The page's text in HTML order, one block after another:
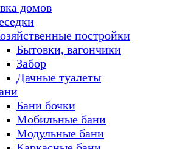
домов
постройки
Бытовки, вагончики
Забор
Дачные туалеты
Бани бочки
Мобильные бани
Модульные бани